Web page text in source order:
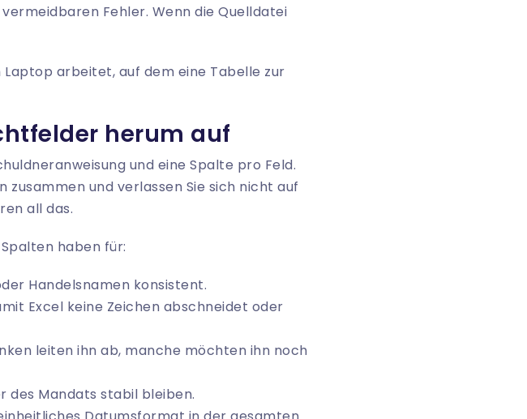
Fehler. Wenn die Quelldatei
herum auf
und eine Spalte pro Feld.
zusammen und verlassen Sie sich nicht auf
all das.
haben für:
Handelsnamen konsistent.
Excel keine Zeichen abschneidet oder
leiten ihn ab, manche möchten ihn noch
des Mandats stabil bleiben.